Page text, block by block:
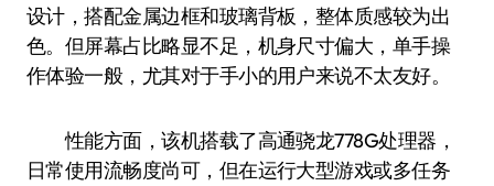
设计，搭配金属边框和玻璃背板，整体质感较为出
色。但屏幕占比略显不足，机身尺寸偏大，单手操
作体验一般，尤其对于手小的用户来说不太友好。
性能方面，该机搭载了高通骁龙778G处理器，
日常使用流畅度尚可，但在运行大型游戏或多任务